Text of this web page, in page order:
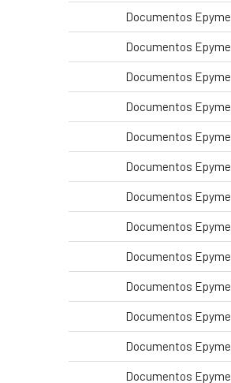
Documentos Epyme
Documentos Epyme
Documentos Epyme
Documentos Epyme
Documentos Epyme
Documentos Epyme
Documentos Epyme
Documentos Epyme
Documentos Epyme
Documentos Epyme
Documentos Epyme
Documentos Epyme
Documentos Epyme